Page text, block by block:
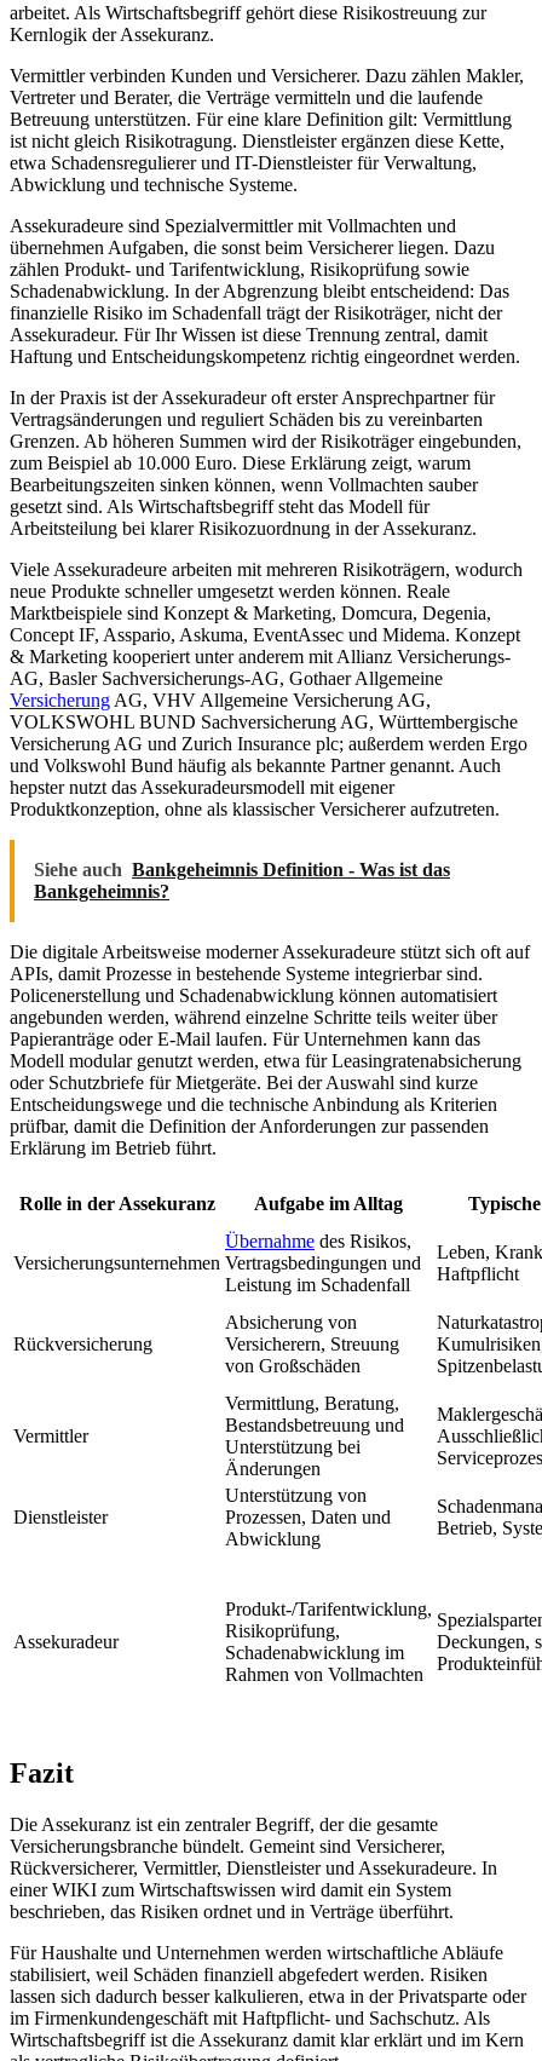
arbeitet. Als Wirtschaftsbegriff gehört diese Risikostreuung zur
Kernlogik der Assekuranz.
Vermittler verbinden Kunden und Versicherer. Dazu zählen Makler,
Vertreter und Berater, die Verträge vermitteln und die laufende
Betreuung unterstützen. Für eine klare Definition gilt: Vermittlung
ist nicht gleich Risikotragung. Dienstleister ergänzen diese Kette,
etwa Schadensregulierer und IT-Dienstleister für Verwaltung,
Abwicklung und technische Systeme.
Assekuradeure sind Spezialvermittler mit Vollmachten und
übernehmen Aufgaben, die sonst beim Versicherer liegen. Dazu
zählen Produkt- und Tarifentwicklung, Risikoprüfung sowie
Schadenabwicklung. In der Abgrenzung bleibt entscheidend: Das
finanzielle Risiko im Schadenfall trägt der Risikoträger, nicht der
Assekuradeur. Für Ihr Wissen ist diese Trennung zentral, damit
Haftung und Entscheidungskompetenz richtig eingeordnet werden.
In der Praxis ist der Assekuradeur oft erster Ansprechpartner für
Vertragsänderungen und reguliert Schäden bis zu vereinbarten
Grenzen. Ab höheren Summen wird der Risikoträger eingebunden,
zum Beispiel ab 10.000 Euro. Diese Erklärung zeigt, warum
Bearbeitungszeiten sinken können, wenn Vollmachten sauber
gesetzt sind. Als Wirtschaftsbegriff steht das Modell für
Arbeitsteilung bei klarer Risikozuordnung in der Assekuranz.
Viele Assekuradeure arbeiten mit mehreren Risikoträgern, wodurch
neue Produkte schneller umgesetzt werden können. Reale
Marktbeispiele sind Konzept & Marketing, Domcura, Degenia,
Concept IF, Asspario, Askuma, EventAssec und Midema. Konzept
& Marketing kooperiert unter anderem mit Allianz Versicherungs-
AG, Basler Sachversicherungs-AG, Gothaer Allgemeine
Versicherung AG, VHV Allgemeine Versicherung AG,
VOLKSWOHL BUND Sachversicherung AG, Württembergische
Versicherung AG und Zurich Insurance plc; außerdem werden Ergo
und Volkswohl Bund häufig als bekannte Partner genannt. Auch
hepster nutzt das Assekuradeursmodell mit eigener
Produktkonzeption, ohne als klassischer Versicherer aufzutreten.
Siehe auch Bankgeheimnis Definition - Was ist das
Bankgeheimnis?
Die digitale Arbeitsweise moderner Assekuradeure stützt sich oft auf
APIs, damit Prozesse in bestehende Systeme integrierbar sind.
Policenerstellung und Schadenabwicklung können automatisiert
angebunden werden, während einzelne Schritte teils weiter über
Papieranträge oder E-Mail laufen. Für Unternehmen kann das
Modell modular genutzt werden, etwa für Leasingratenabsicherung
oder Schutzbriefe für Mietgeräte. Bei der Auswahl sind kurze
Entscheidungswege und die technische Anbindung als Kriterien
prüfbar, damit die Definition der Anforderungen zur passenden
Erklärung im Betrieb führt.
Rolle in der Assekuranz Aufgabe im Alltag
Versicherungsunternehmen
Übernahme des Risikos,
Vertragsbedingungen und
Leistung im Schadenfall
Leben,
Haftpflicht
Rückversicherung
Absicherung von
Versicherern, Streuung
von Großschäden
Vermittler
Vermittlung, Beratung,
Bestandsbetreuung und
Unterstützung bei
Änderungen
Dienstleister
Unterstützung von
Prozessen, Daten und
Abwicklung
Betrieb,
Assekuradeur
Produkt-/Tarifentwicklung,
Risikoprüfung,
Schadenabwicklung im
Rahmen von Vollmachten
Deckungen,
Fazit
Die Assekuranz ist ein zentraler Begriff, der die gesamte
Versicherungsbranche bündelt. Gemeint sind Versicherer,
Rückversicherer, Vermittler, Dienstleister und Assekuradeure. In
einer WIKI zum Wirtschaftswissen wird damit ein System
beschrieben, das Risiken ordnet und in Verträge überführt.
Für Haushalte und Unternehmen werden wirtschaftliche Abläufe
stabilisiert, weil Schäden finanziell abgefedert werden. Risiken
lassen sich dadurch besser kalkulieren, etwa in der Privatsparte oder
im Firmenkundengeschäft mit Haftpflicht- und Sachschutz. Als
Wirtschaftsbegriff ist die Assekuranz damit klar erklärt und im Kern